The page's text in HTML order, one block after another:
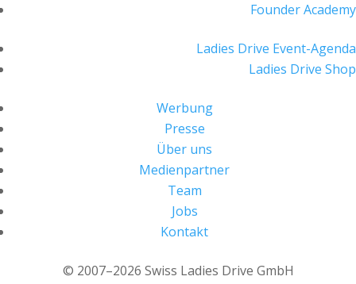
Founder Academy
Ladies Drive Event-Agenda
Ladies Drive Shop
Werbung
Presse
Über uns
Medienpartner
Team
Jobs
Kontakt
© 2007–2026 Swiss Ladies Drive GmbH